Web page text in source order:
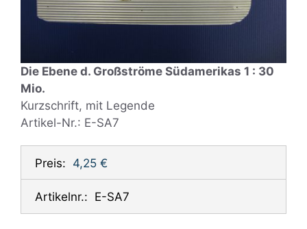
Die Ebene d. Großströme Südamerikas 1 : 30
Mio.
Kurzschrift, mit Legende
Artikel-Nr.: E-SA7
Preis: 4,25 €
Artikelnr.: E-SA7